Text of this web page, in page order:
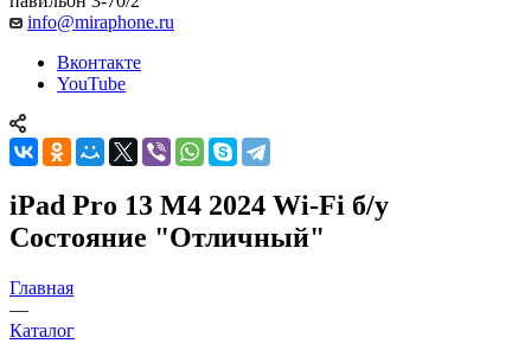
info@miraphone.ru
Вконтакте
YouTube
iPad Pro 13 M4 2024 Wi-Fi б/у
Состояние "Отличный"
Главная
—
Каталог